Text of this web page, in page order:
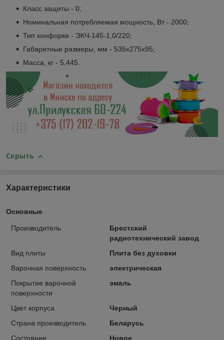
Класс защиты - 0;
Номинальная потребляемая мощность, Вт - 2000;
Тип конфорки - ЭКЧ-145-1,0/220;
Габаритные размеры, мм - 535х275х95;
Масса, кг - 5,445.
Скрыть
Характеристики
Основные
Производитель
Брестский
радиотехнический завод
Вид плиты
Плита без духовки
Варочная поверхность
электрическая
Покрытие варочной
поверхности
эмаль
Цвет корпуса
Черный
Страна производитель
Беларусь
Состояние
Новое